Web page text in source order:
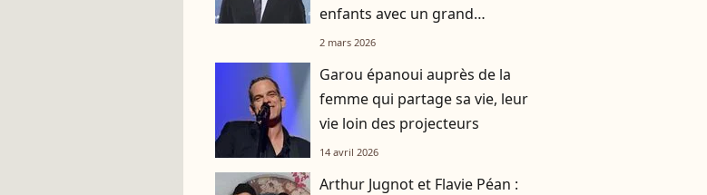
enfants avec un grand
chanteur français
2 mars 2026
Garou épanoui auprès de la
femme qui partage sa vie, leur
vie loin des projecteurs
14 avril 2026
Arthur Jugnot et Flavie Péan :